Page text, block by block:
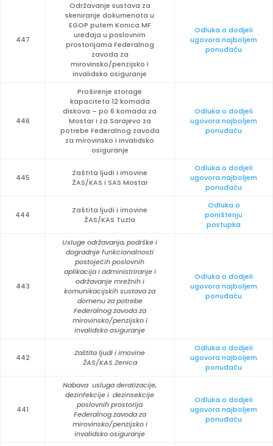
447
Održavanje sustava za
skeniranje dokumenata u
EGOP putem Konica MF
uređaja u poslovnim
prostorijama Federalnog
zavoda za
mirovinsko/penzijsko i
invalidsko osiguranje
Odluka o dodjeli
ugovora najboljem
ponuđaču
446
Proširenje storage
kapaciteta 12 komada
diskova – po 6 komada za
Mostar i za Sarajevo za
potrebe Federalnog zavoda
za mirovinsko i invalidsko
osiguranje
Odluka o dodjeli
ugovora najboljem
ponuđaču
445
Zaštita ljudi i imovine
ŽAS/KAS i SAS Mostar
Odluka o dodjeli
ugovora najboljem
ponuđaču
444
Zaštita ljudi i imovine
ŽAS/KAS Tuzla
Odluka o
poništenju
postupka
443
Usluge održavanja, podrške i
dogradnje funkcionalnosti
postojećih poslovnih
aplikacija i administriranje i
održavanje mrežnih i
komunikacijskih sustava za
domenu za potrebe
Federalnog zavoda za
mirovinsko/penzijsko i
invalidsko osiguranje
Odluka o dodjeli
ugovora najboljem
ponuđaču
442
Zaštita ljudi i imovine
ŽAS/KAS Zenica
Odluka o dodjeli
ugovora najboljem
ponuđaču
441
Nabava usluga deratizacije,
dezinfekcije i dezinsekcije
poslovnih prostorija
Federalnog zavoda za
mirovinsko/penzijsko i
invalidsko osiguranje
Odluka o dodjeli
ugovora najboljem
ponuđaču